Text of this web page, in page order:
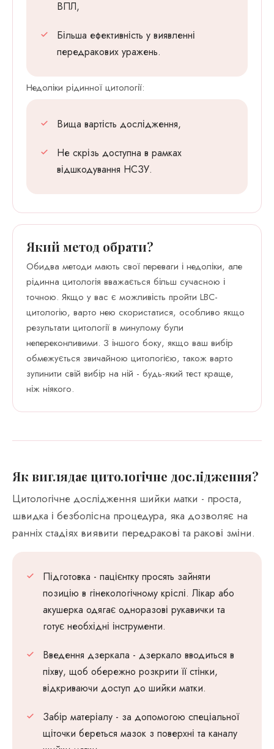
ВПЛ,
Більша ефективність у виявленні
передракових уражень.
Недоліки рідинної цитології:
Вища вартість дослідження,
Не скрізь доступна в рамках
відшкодування НСЗУ.
Який метод обрати?
Обидва методи мають свої переваги і недоліки, але
рідинна цитологія вважається більш сучасною і
точною. Якщо у вас є можливість пройти LBC-
цитологію, варто нею скористатися, особливо якщо
результати цитології в минулому були
непереконливими. З іншого боку, якщо ваш вибір
обмежується звичайною цитологією, також варто
зупинити свій вибір на ній - будь-який тест краще,
ніж ніякого.
Як виглядає цитологічне дослідження?
Цитологічне дослідження шийки матки - проста,
швидка і безболісна процедура, яка дозволяє на
ранніх стадіях виявити передракові та ракові зміни.
Підготовка - пацієнтку просять зайняти
позицію в гінекологічному кріслі. Лікар або
акушерка одягає одноразові рукавички та
готує необхідні інструменти.
Введення дзеркала - дзеркало вводиться в
піхву, щоб обережно розкрити її стінки,
відкриваючи доступ до шийки матки.
Забір матеріалу - за допомогою спеціальної
щіточки береться мазок з поверхні та каналу